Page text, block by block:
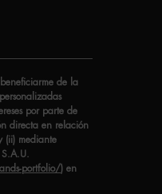
de la
por parte de
directa en relación
(ii) mediante
portfolio/ ) en